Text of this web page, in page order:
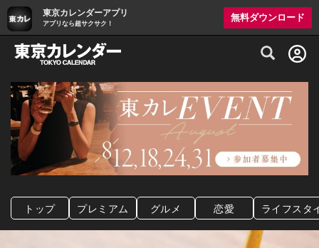
東京カレンダーアプリ
アプリなら超サクサク！
無料ダウンロード
グルメ情報・プレミアムレストラン予約
トップ プレミアム グルメ 恋愛 ライフスタ